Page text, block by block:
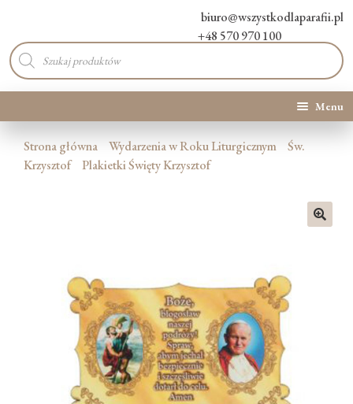
biuro@wszystkodlaparafii.pl
+48 570 970 100
Wyszukiwarka
produktów
Menu
Kategorie produktów
Kontakt
Moje konto
Strona główna Wydarzenia w Roku Liturgicznym
Św.
Krzysztof
Plakietki Święty Krzysztof